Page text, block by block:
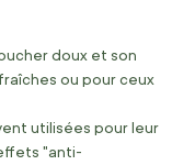
doux et son
ou pour ceux
utilisées pour leur
"anti-